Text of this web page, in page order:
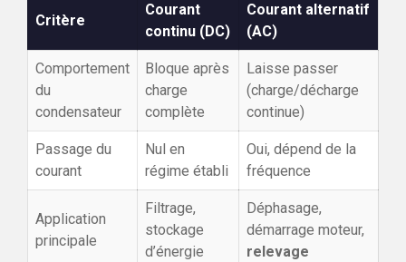
Critère
Courant
continu (DC)
Courant alternatif
(AC)
Comportement
du
condensateur
Bloque après
charge
complète
Laisse passer
(charge/décharge
continue)
Passage du
courant
Nul en
régime établi
Oui, dépend de la
fréquence
Application
principale
Filtrage,
stockage
d’énergie
Déphasage,
démarrage moteur,
relevage